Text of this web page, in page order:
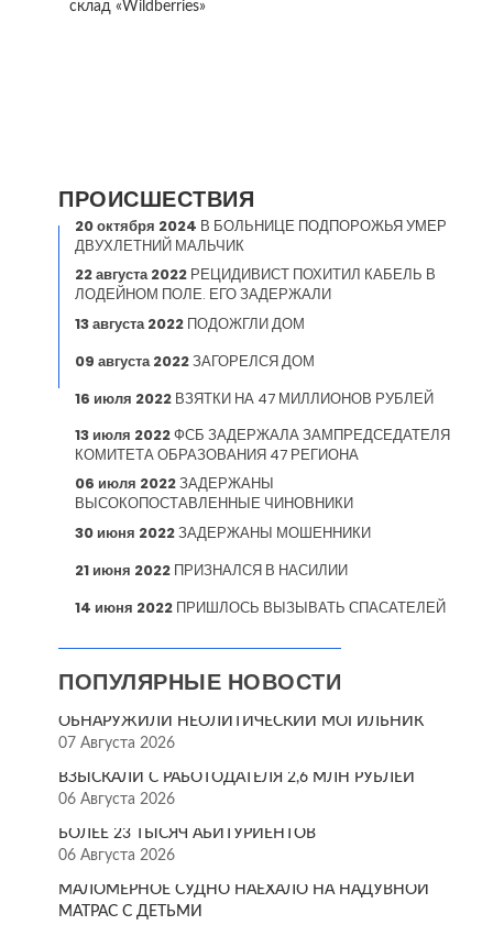
склад «Wildberries»
ПРОИСШЕСТВИЯ
20 октября 2024 В БОЛЬНИЦЕ ПОДПОРОЖЬЯ УМЕР
ДВУХЛЕТНИЙ МАЛЬЧИК
22 августа 2022 РЕЦИДИВИСТ ПОХИТИЛ КАБЕЛЬ В
ЛОДЕЙНОМ ПОЛЕ. ЕГО ЗАДЕРЖАЛИ
13 августа 2022 ПОДОЖГЛИ ДОМ
09 августа 2022ЗАГОРЕЛСЯ ДОМ
16 июля 2022 ВЗЯТКИ НА 47 МИЛЛИОНОВ РУБЛЕЙ
13 июля 2022ФСБ ЗАДЕРЖАЛА ЗАМПРЕДСЕДАТЕЛЯ
КОМИТЕТА ОБРАЗОВАНИЯ 47 РЕГИОНА
06 июля 2022ЗАДЕРЖАНЫ
ВЫСОКОПОСТАВЛЕННЫЕ ЧИНОВНИКИ
30 июня 2022ЗАДЕРЖАНЫ МОШЕННИКИ
21 июня 2022 ПРИЗНАЛСЯ В НАСИЛИИ
14 июня 2022 ПРИШЛОСЬ ВЫЗЫВАТЬ СПАСАТЕЛЕЙ
ПОПУЛЯРНЫЕ НОВОСТИ
ОБНАРУЖИЛИ НЕОЛИТИЧЕСКИЙ МОГИЛЬНИК
07 Августа 2026
ВЗЫСКАЛИ С РАБОТОДАТЕЛЯ 2,6 МЛН РУБЛЕЙ
06 Августа 2026
БОЛЕЕ 23 ТЫСЯЧ АБИТУРИЕНТОВ
06 Августа 2026
МАЛОМЕРНОЕ СУДНО НАЕХАЛО НА НАДУВНОЙ
МАТРАС С ДЕТЬМИ